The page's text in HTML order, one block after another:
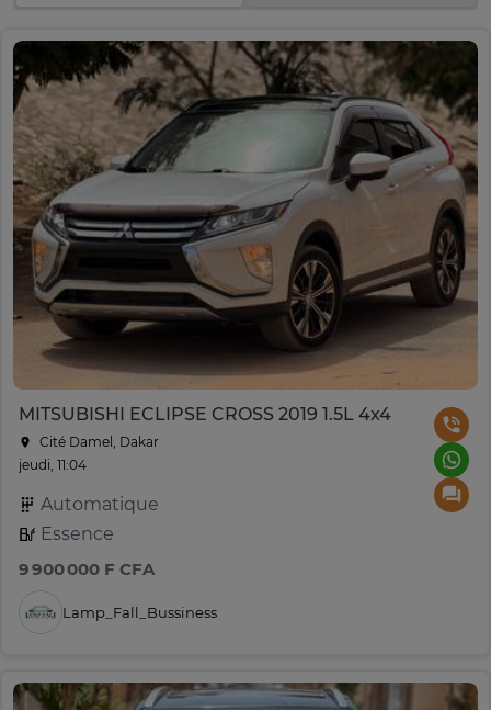
MITSUBISHI ECLIPSE CROSS 2019 1.5L 4x4
Cité Damel, Dakar
jeudi, 11:04
Automatique
Essence
9 900 000 F CFA
Lamp_Fall_Bussiness